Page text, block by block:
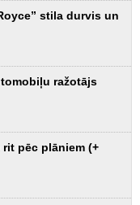
stila durvis un
ražotājs
rit pēc plāniem (+